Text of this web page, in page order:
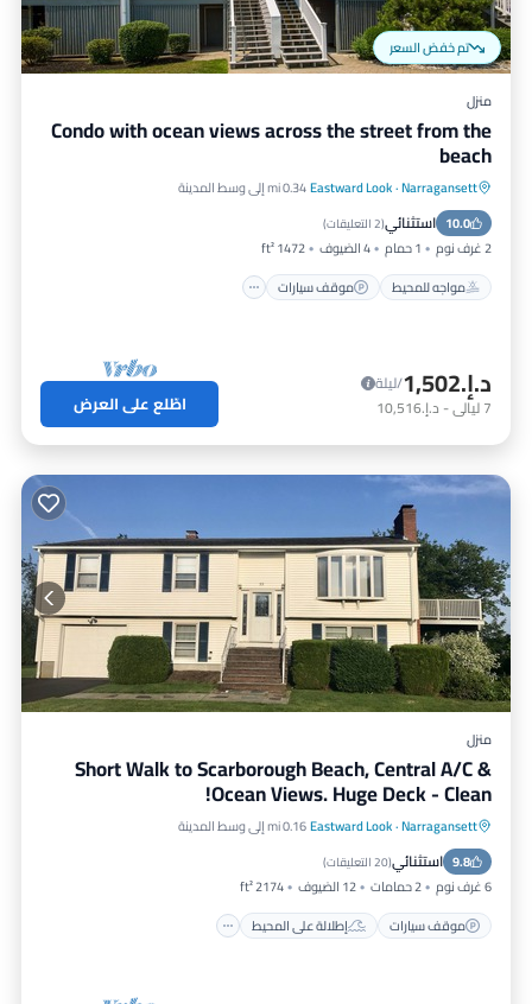
تم خفض السعر
منزل
Condo with ocean views across the street from the
beach
Narragansett
·
Eastward Look0.34 mi إلى وسط المدينة
10.0 استثنائي(2 التعليقات )
2 غرف نوم 1 حمام 4 الضيوف
1472 ft²
مواجه للمحيط
موقف سيارات
مواجه للمحيط
موقف سيارات
إطلالة على المحيط
د.إ.‏1,502
/ليلة
7ليالي- د.إ.‏10,516 اطّلع على العرض
منزل
Short Walk to Scarborough Beach, Central A/C &
Ocean Views. Huge Deck - Clean!
Narragansett
·
Eastward Look0.16 mi إلى وسط المدينة
9.8 استثنائي(20 التعليقات )
6 غرف نوم 2 حمامات 12 الضيوف
2174 ft²
موقف سيارات
إطلالة على المحيط
موقف سيارات
إطلالة على المحيط
شرفة / تراس